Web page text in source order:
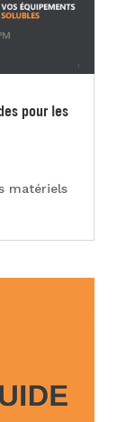
pour les
matériels